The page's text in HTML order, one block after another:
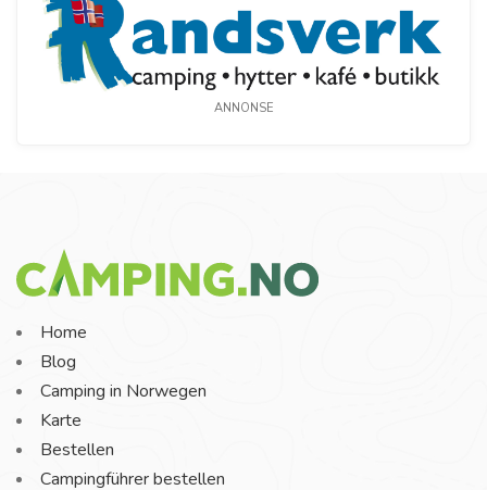
ANNONSE
Home
Blog
Camping in Norwegen
Karte
Bestellen
Campingführer bestellen